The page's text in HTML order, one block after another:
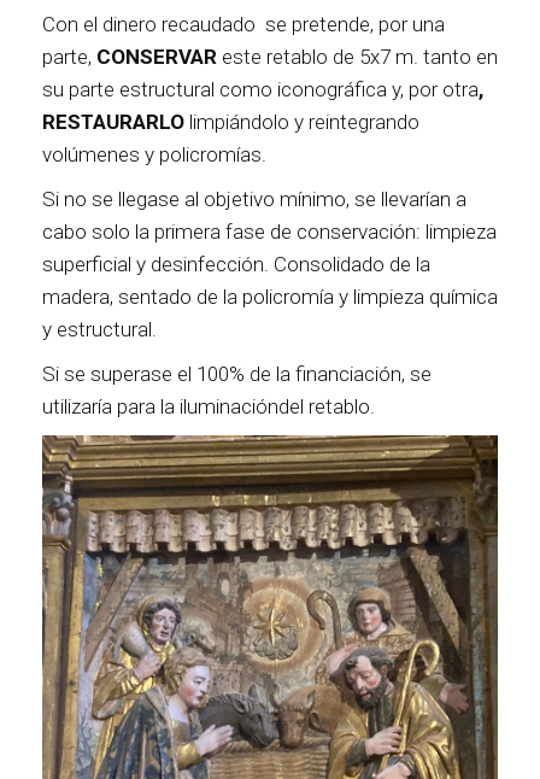
Con el dinero recaudado se pretende, por una
parte, CONSERVAR este retablo de 5x7 m. tanto en
su parte estructural como iconográfica y, por otra,
RESTAURARLO limpiándolo y reintegrando
volúmenes y policromías.
Si no se llegase al objetivo mínimo, se llevarían a
cabo solo la primera fase de conservación: limpieza
superficial y desinfección. Consolidado de la
madera, sentado de la policromía y limpieza química
y estructural.
Si se superase el 100% de la financiación, se
utilizaría para la iluminacióndel retablo.